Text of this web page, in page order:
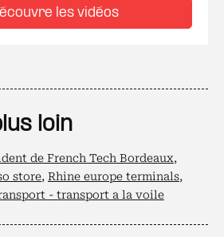
les vidéos
loin
de French Tech Bordeaux,
store, Rhine europe terminals,
- transport a la voile